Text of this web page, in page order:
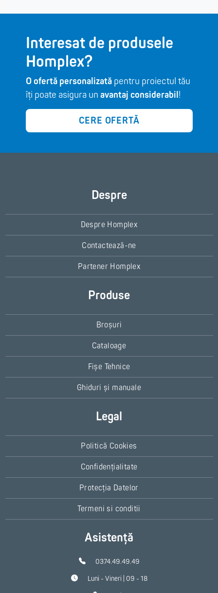
Interesat de produsele
Homplex?
O ofertă personalizatăpentru proiectul tău
îți poate asigura un avantaj considerabil!
CERE OFERTĂ
Despre
Despre Homplex
Contactează-ne
Partener Homplex
Produse
Broșuri
Cataloage
Fișe Tehnice
Ghiduri și manuale
Legal
Politică Cookies
Confidențialitate
Protecția Datelor
Termeni si conditii
Asistență
0374.49.49.49
Luni - Vineri | 09 - 18